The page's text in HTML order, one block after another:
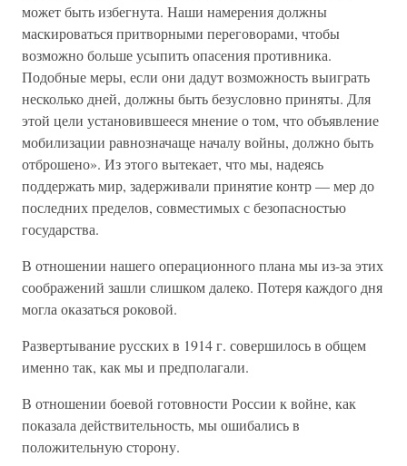
может быть избегнута. Наши намерения должны
маскироваться притворными переговорами, чтобы
возможно больше усыпить опасения противника.
Подобные меры, если они дадут возможность выиграть
несколько дней, должны быть безусловно приняты. Для
этой цели установившееся мнение о том, что объявление
мобилизации равнозначаще началу войны, должно быть
отброшено». Из этого вытекает, что мы, надеясь
поддержать мир, задерживали принятие контр — мер до
последних пределов, совместимых с безопасностью
государства.
В отношении нашего операционного плана мы из-за этих
соображений зашли слишком далеко. Потеря каждого дня
могла оказаться роковой.
Развертывание русских в 1914 г. совершилось в общем
именно так, как мы и предполагали.
В отношении боевой готовности России к войне, как
показала действительность, мы ошибались в
положительную сторону.